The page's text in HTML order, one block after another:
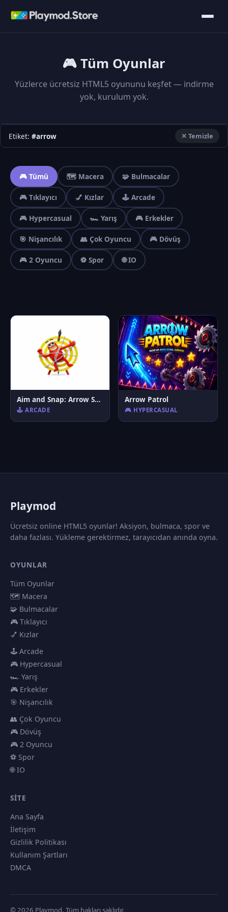
🎮 Tüm Oyunlar
Yüzlerce ücretsiz HTML5 oyununu keşfet — indirme
yok, kurulum yok.
Etiket: #arrow ✕ Temizle
🎮 Tümü 🗺️ Macera 🧩 Bulmacalar
🎮 Tıklayıcı 💅 Kızlar 🕹️ Arcade
🎮 Hypercasual 🏎️ Yarış 🎮 Erkekler
🎯 Nişancılık 👥 Çok Oyuncu 🎮 Dövüş
🎮 2 Oyuncu ⚽ Spor 🌐 IO
Aim and Snap: Arrow Srike
🕹️ ARCADE
Arrow Patrol
🎮 HYPERCASUAL
Playmod
Ücretsiz online HTML5 oyunlar! Aksiyon, bulmaca, spor ve
daha fazlası. Yükleme gerektirmez, tarayıcıdan anında oyna.
OYUNLAR
Tüm Oyunlar
🗺️ Macera
🧩 Bulmacalar
🎮 Tıklayıcı
💅 Kızlar
🕹️ Arcade
🎮 Hypercasual
🏎️ Yarış
🎮 Erkekler
🎯 Nişancılık
👥 Çok Oyuncu
🎮 Dövüş
🎮 2 Oyuncu
⚽ Spor
🌐 IO
SITE
Ana Sayfa
İletişim
Gizlilik Politikası
Kullanım Şartları
DMCA
© 2026 Playmod. Tüm hakları saklıdır.